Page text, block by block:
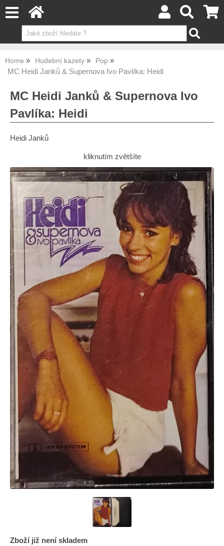
Home Hudební kazety Pop
MC Heidi Janků & Supernova Ivo Pavlíka: Heidi
MC Heidi Janků & Supernova Ivo
Pavlíka: Heidi
Heidi Janků
kliknutím zvětšíte
Zboží již není skladem